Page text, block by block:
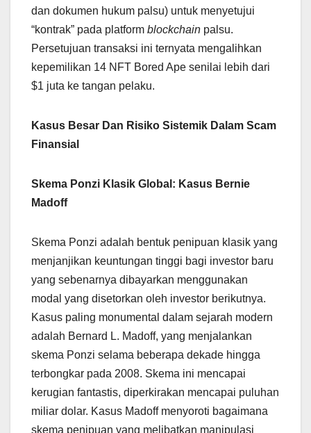
dan dokumen hukum palsu) untuk menyetujui
“kontrak” pada platform blockchain palsu.
Persetujuan transaksi ini ternyata mengalihkan
kepemilikan 14 NFT Bored Ape senilai lebih dari
$1 juta ke tangan pelaku.
Kasus Besar Dan Risiko Sistemik Dalam Scam
Finansial
Skema Ponzi Klasik Global: Kasus Bernie
Madoff
Skema Ponzi adalah bentuk penipuan klasik yang
menjanjikan keuntungan tinggi bagi investor baru
yang sebenarnya dibayarkan menggunakan
modal yang disetorkan oleh investor berikutnya.
Kasus paling monumental dalam sejarah modern
adalah Bernard L. Madoff, yang menjalankan
skema Ponzi selama beberapa dekade hingga
terbongkar pada 2008. Skema ini mencapai
kerugian fantastis, diperkirakan mencapai puluhan
miliar dolar. Kasus Madoff menyoroti bagaimana
skema penipuan yang melibatkan manipulasi